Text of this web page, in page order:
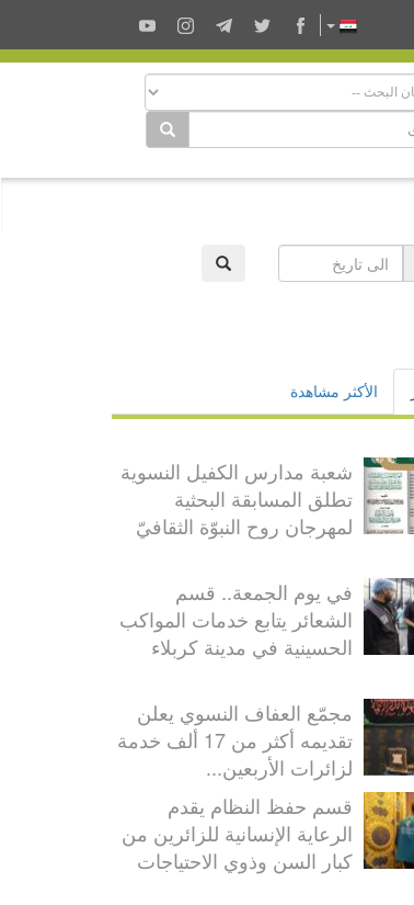
الأكثر مشاهدة
شعبة مدارس الكفيل النسوية
تطلق المسابقة البحثية
لمهرجان روح النبوّة الثقافيّ
في يوم الجمعة.. قسم
الشعائر يتابع خدمات المواكب
الحسينية في مدينة كربلاء
مجمّع العفاف النسوي يعلن
تقديمه أكثر من 17 ألف خدمة
لزائرات الأربعين...
قسم حفظ النظام يقدم
الرعاية الإنسانية للزائرين من
كبار السن وذوي الاحتياجات